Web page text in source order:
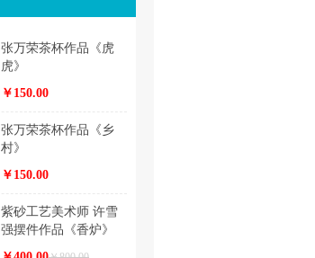
张万荣茶杯作品《虎
虎》
￥150.00
张万荣茶杯作品《乡
村》
￥150.00
紫砂工艺美术师 许雪
强摆件作品《香炉》